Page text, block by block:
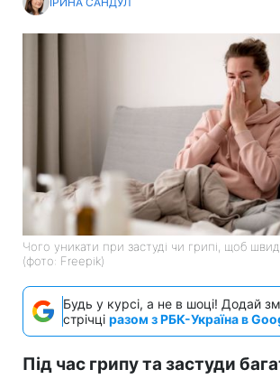
Чого уникати при застуді чи грипі, щоб
(фото: Freepik)
Будь у курсі, а не в шоці! Додай
стрічці разом з РБК-Україна в
Під час грипу та застуди